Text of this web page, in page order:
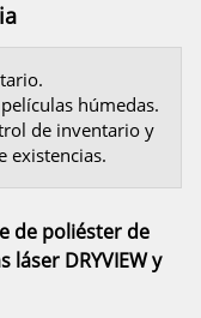
húmedas.
de inventario y
existencias.
de poliéster de
DRYVIEW y